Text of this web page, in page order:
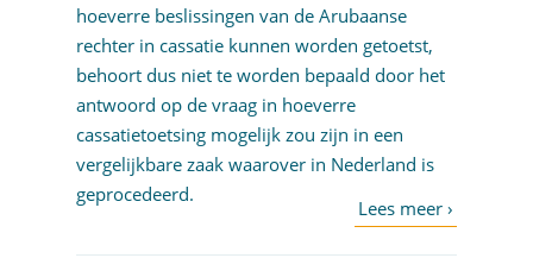
hoeverre beslissingen van de Arubaanse
rechter in cassatie kunnen worden getoetst,
behoort dus niet te worden bepaald door het
antwoord op de vraag in hoeverre
cassatietoetsing mogelijk zou zijn in een
vergelijkbare zaak waarover in Nederland is
geprocedeerd.